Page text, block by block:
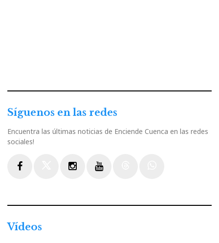
Síguenos en las redes
Encuentra las últimas noticias de Enciende Cuenca en las redes
sociales!
Vídeos